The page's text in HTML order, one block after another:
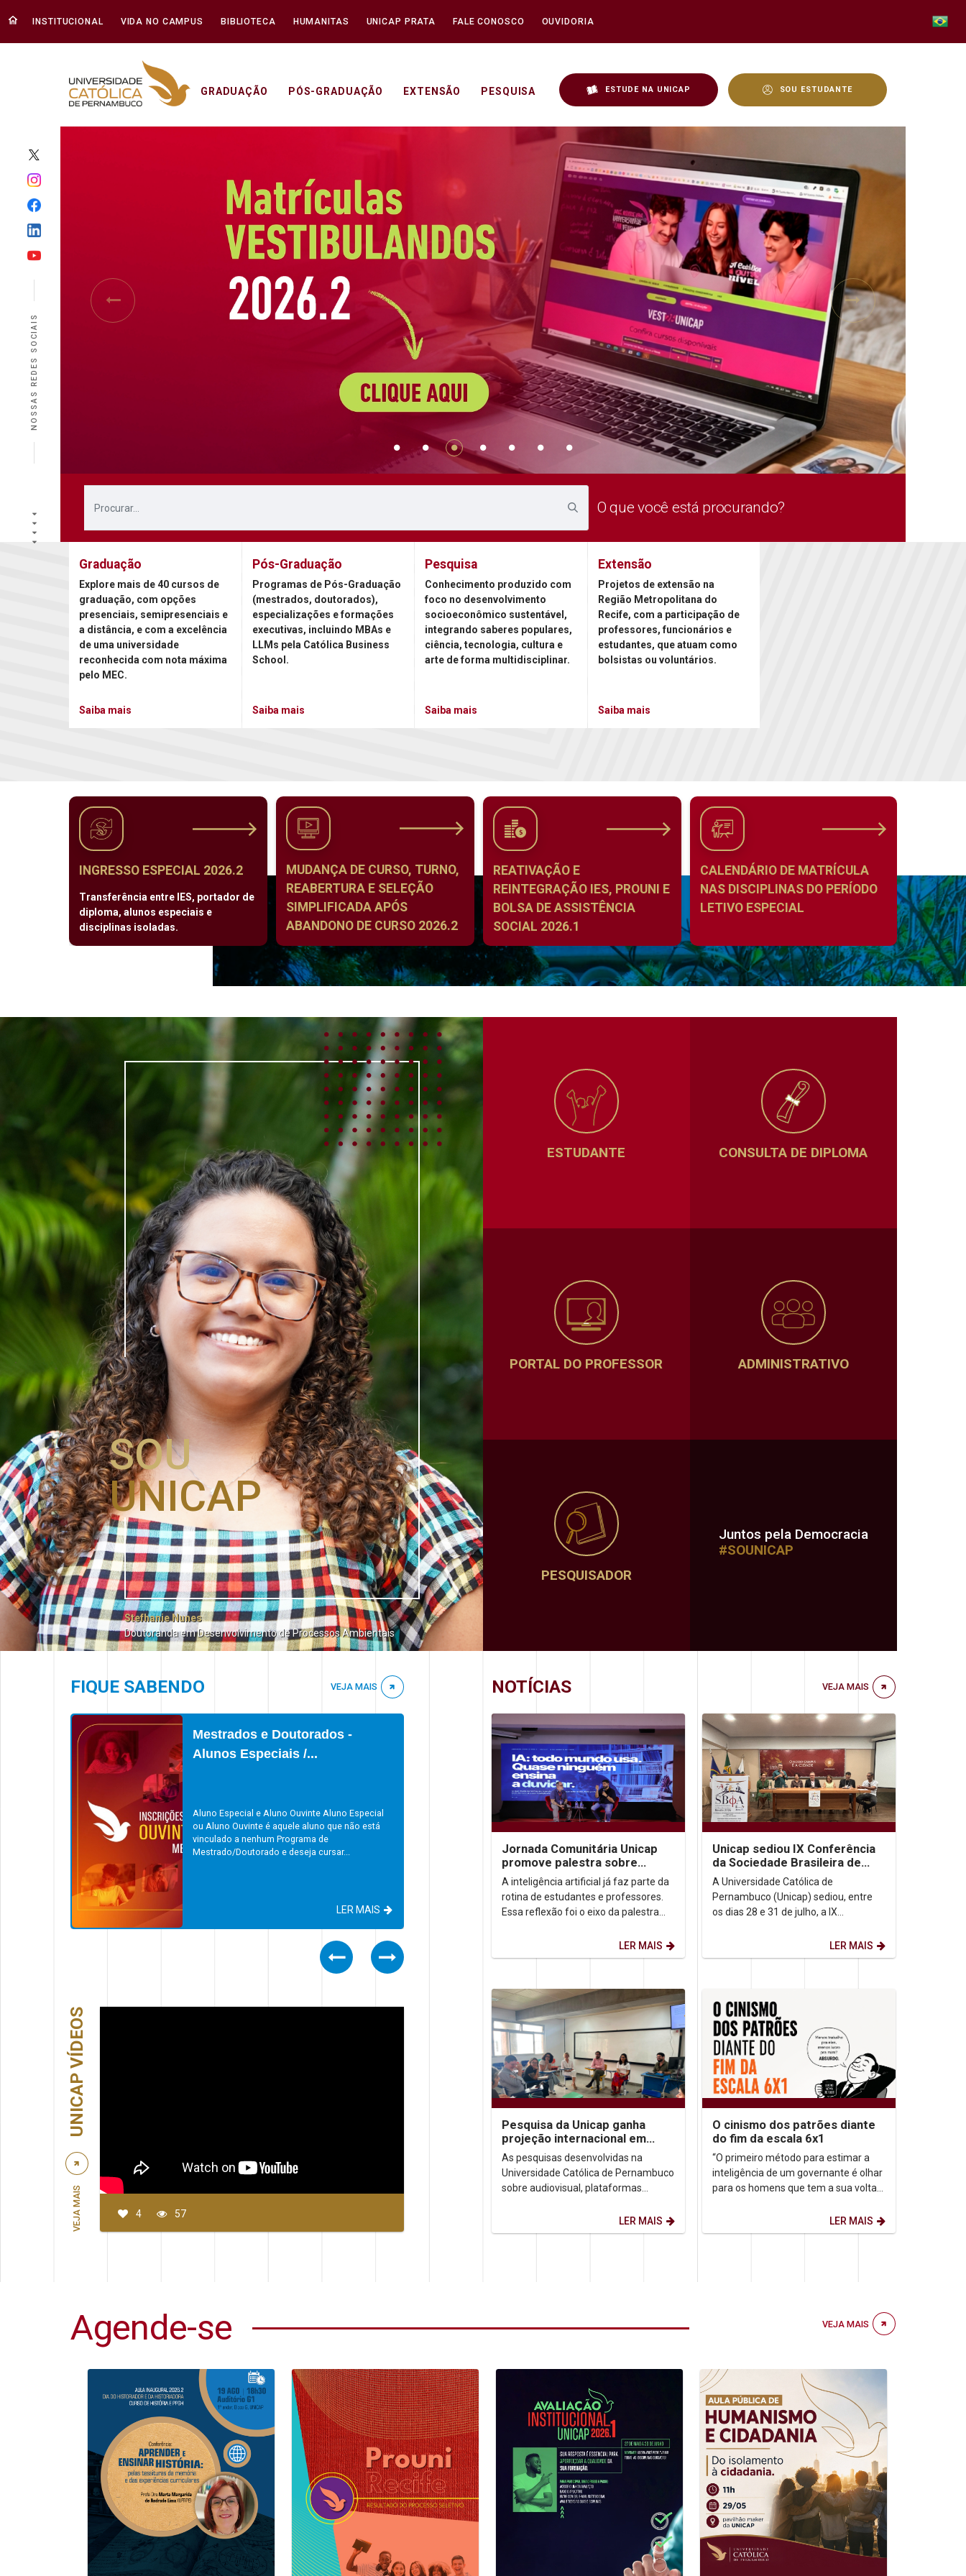
INSTITUCIONAL VIDA NO CAMPUS BIBLIOTECA HUMANITAS UNICAP PRATA FALE CONOSCO OUVIDORIA
GRADUAÇÃO PÓS-GRADUAÇÃO EXTENSÃO PESQUISA ESTUDE NA UNICAP SOU ESTUDANTE
Início - Unicap
NOSSAS REDES SOCIAIS
Previous Next
O que você está procurando?
Graduação
Explore mais de 40 cursos de
graduação, com opções
presenciais, semipresenciais e
a distância, e com a excelência
de uma universidade
reconhecida com nota máxima
pelo MEC.
Saiba mais
Pós-Graduação
Programas de Pós-Graduação
(mestrados, doutorados),
especializações e formações
executivas, incluindo MBAs e
LLMs pela Católica Business
School.
Saiba mais
Pesquisa
Conhecimento produzido com
foco no desenvolvimento
socioeconômico sustentável,
integrando saberes populares,
ciência, tecnologia, cultura e
arte de forma multidisciplinar.
Saiba mais
Extensão
Projetos de extensão na
Região Metropolitana do
Recife, com a participação de
professores, funcionários e
estudantes, que atuam como
bolsistas ou voluntários.
Saiba mais
INGRESSO ESPECIAL 2026.2
Transferência entre IES, portador de
diploma, alunos especiais e
disciplinas isoladas.
MUDANÇA DE CURSO, TURNO,
REABERTURA E SELEÇÃO
SIMPLIFICADA APÓS
ABANDONO DE CURSO 2026.2
REATIVAÇÃO E
REINTEGRAÇÃO IES, PROUNI E
BOLSA DE ASSISTÊNCIA
SOCIAL 2026.1
CALENDÁRIO DE MATRÍCULA
NAS DISCIPLINAS DO PERÍODO
LETIVO ESPECIAL
SOU
UNICAP
Stefhanie Nunes
Doutoranda em Desenvolvimento de Processos Ambientais
ESTUDANTE CONSULTA DE DIPLOMA
PORTAL DO PROFESSOR ADMINISTRATIVO
PESQUISADOR
Juntos pela Democracia
#SOUNICAP
FIQUE SABENDO VEJA MAIS
Mestrados e Doutorados -
Alunos Especiais /...
Aluno Especial e Aluno Ouvinte Aluno Especial
ou Aluno Ouvinte é aquele aluno que não está
vinculado a nenhum Programa de
Mestrado/Doutorado e deseja cursar...
LER MAIS
Previous
Next
UNICAP VÍDEOS
VEJA MAIS 4 57
NOTÍCIAS VEJA MAIS
Jornada Comunitária Unicap
promove palestra sobre
aprendizagem com uso de IA
A inteligência artificial já faz parte da
rotina de estudantes e professores.
Essa reflexão foi o eixo da palestra
LER MAIS
Unicap sediou IX Conferência
da Sociedade Brasileira de
Filosofia Analítica
A Universidade Católica de
Pernambuco (Unicap) sediou, entre
os dias 28 e 31 de julho, a IX
LER MAIS
Pesquisa da Unicap ganha
projeção internacional em
congressos no Brasil e no
México
As pesquisas desenvolvidas na
Universidade Católica de Pernambuco
sobre audiovisual, plataformas
destaque em dois importantes...
LER MAIS
O cinismo dos patrões diante
do fim da escala 6x1
“O primeiro método para estimar a
inteligência de um governante é olhar
para os homens que tem a sua volta”.
LER MAIS
Agende-se VEJA MAIS